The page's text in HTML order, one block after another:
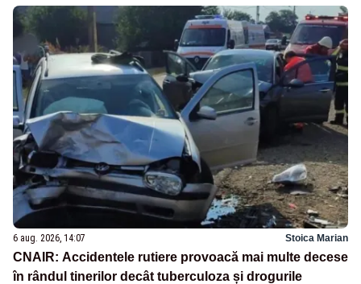
6 aug. 2026, 14:07 Stoica Marian
CNAIR: Accidentele rutiere provoacă mai multe decese
în rândul tinerilor decât tuberculoza și drogurile